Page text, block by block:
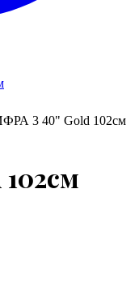
3 40" Gold 102см